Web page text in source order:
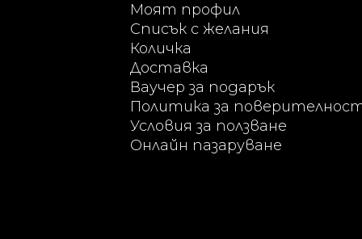
Моят профил
Списък с желания
Количка
Доставка
Ваучер за подарък
Политика за
Условия за ползване
Онлайн пазаруване